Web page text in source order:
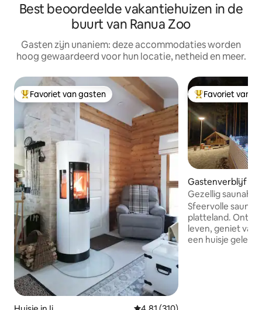
Best beoordeelde vakantiehuizen in de
buurt van Ranua Zoo
Gasten zijn unaniem: deze accommodaties worden
hoog gewaardeerd voor hun locatie, netheid en meer.
Topfavoriet van gasten
Favoriet van gasten Topfavoriet van
Favoriet van
Gastenverblijf in
Gezellig
Sfeervolle
platteland.
leven, geniet van
een huisje